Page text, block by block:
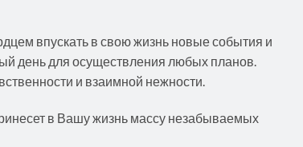
впускать в свою жизнь новые события и
день для осуществления любых планов.
и взаимной нежности.
в Вашу жизнь массу незабываемых